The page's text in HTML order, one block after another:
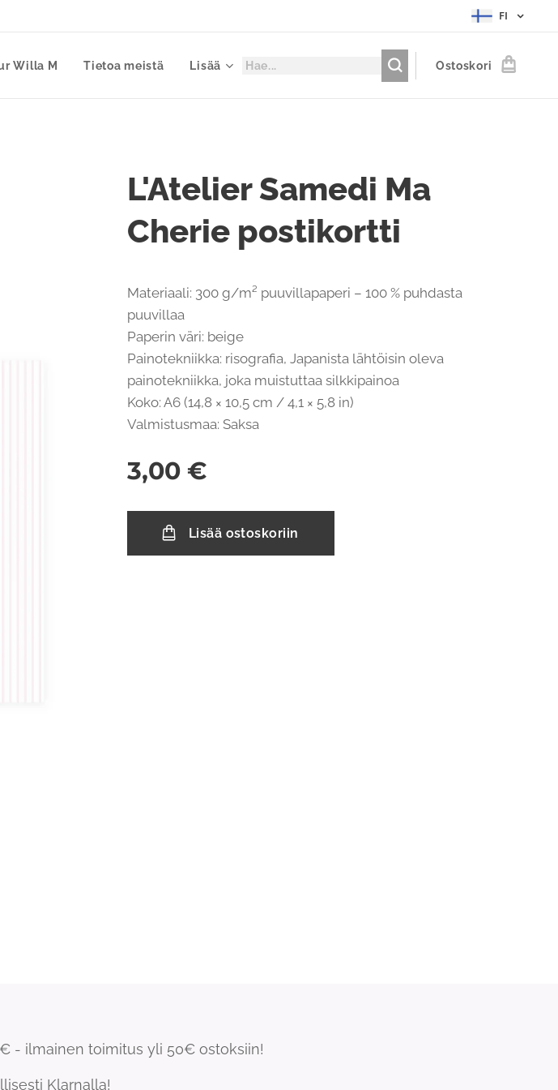
FI
Willa M Tietoa meistä Lisää Ostoskori
L'Atelier Samedi Ma
Cherie postikortti
Materiaali: 300 g/m² puuvillapaperi – 100 % puhdasta
puuvillaa
Paperin väri: beige
Painotekniikka: risografia, Japanista lähtöisin oleva
painotekniikka, joka muistuttaa silkkipainoa
Koko: A6 (14,8 × 10,5 cm / 4,1 × 5,8 in)
Valmistusmaa: Saksa
3,00 €
Lisää ostoskoriin
- ilmainen toimitus yli 50€ ostoksiin!
Klarnalla!